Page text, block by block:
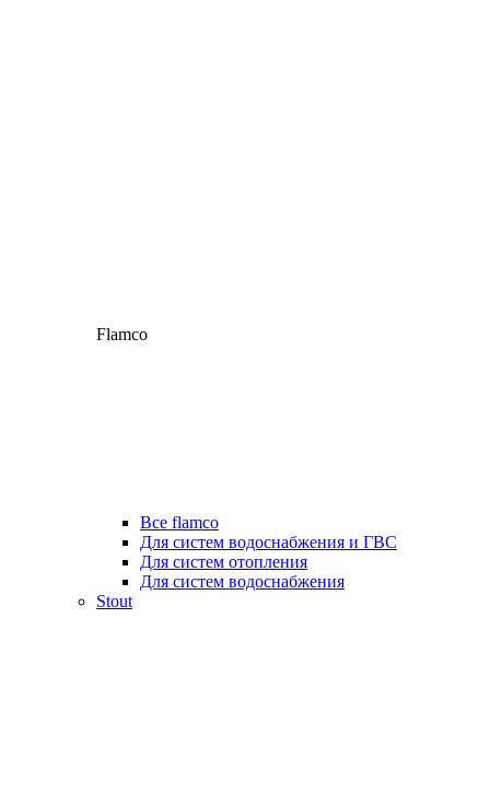
Flamco
Все flamco
Для систем водоснабжения и ГВС
Для систем отопления
Для систем водоснабжения
Stout